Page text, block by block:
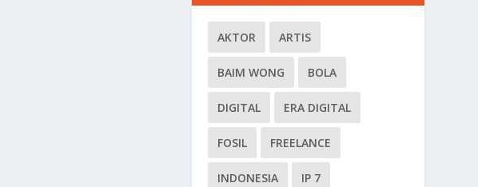
AKTOR ARTIS
BAIM WONG BOLA
DIGITAL ERA DIGITAL
FOSIL FREELANCE
INDONESIA IP 7